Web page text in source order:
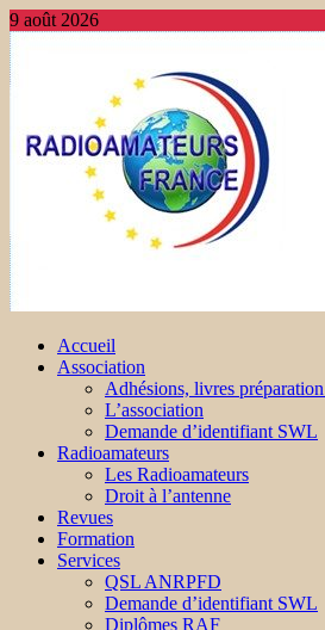
9 août 2026
Accueil
Association
Adhésions, livres
L’association
Demande d’identifiant SWL
Radioamateurs
Les Radioamateurs
Droit à l’antenne
Revues
Formation
Services
QSL ANRPFD
Demande d’identifiant SWL
Diplômes RAF